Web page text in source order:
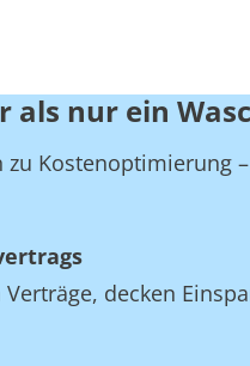
als nur ein
zu
decken